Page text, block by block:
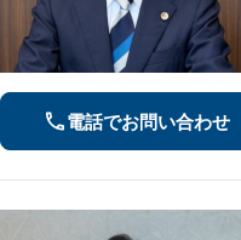
電話でお問い合わせ